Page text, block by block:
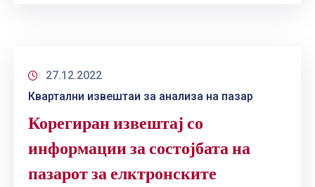
НАБАВКИ
27.12.2022
Квартални извештаи за анализа на пазар
Корегиран извештај со
информации за состојбата на
пазарот за елктронските